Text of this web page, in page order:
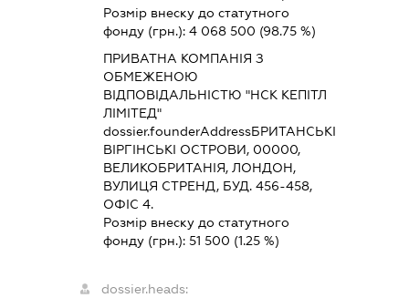
Розмір внеску до статутного
фонду (грн.):4 068 500 (98.75 %)
ПРИВАТНА КОМПАНІЯ З
ОБМЕЖЕНОЮ
ВІДПОВІДАЛЬНІСТЮ "НСК КЕПІТЛ
ЛІМІТЕД"
dossier.founderAddressБРИТАНСЬКІ
ВІРГІНСЬКІ ОСТРОВИ, 00000,
ВЕЛИКОБРИТАНІЯ, ЛОНДОН,
ВУЛИЦЯ СТРЕНД, БУД. 456-458,
ОФІС 4.
Розмір внеску до статутного
фонду (грн.):51 500 (1.25 %)
dossier.heads: